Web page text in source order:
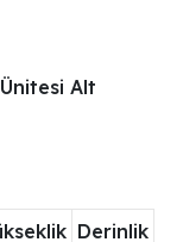
Alt
Derinlik